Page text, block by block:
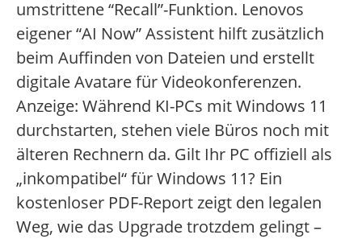
umstrittene “Recall”-Funktion. Lenovos
eigener “AI Now” Assistent hilft zusätzlich
beim Auffinden von Dateien und erstellt
digitale Avatare für Videokonferenzen.
Anzeige: Während KI-PCs mit Windows 11
durchstarten, stehen viele Büros noch mit
älteren Rechnern da. Gilt Ihr PC offiziell als
„inkompatibel“ für Windows 11? Ein
kostenloser PDF-Report zeigt den legalen
Weg, wie das Upgrade trotzdem gelingt –